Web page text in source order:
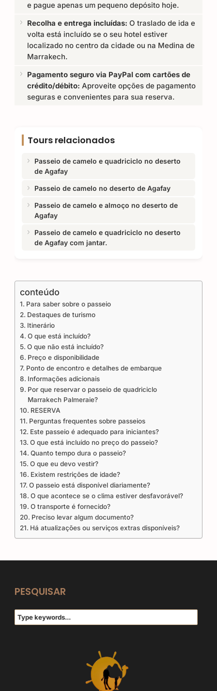
e pague apenas um pequeno depósito hoje.
Recolha e entrega incluídas: O traslado de ida e
volta está incluído se o seu hotel estiver
localizado no centro da cidade ou na Medina de
Marrakech.
Pagamento seguro via PayPal com cartões de
crédito/débito: Aproveite opções de pagamento
seguras e convenientes para sua reserva.
Tours relacionados
Passeio de camelo e quadriciclo no deserto
de Agafay
Passeio de camelo no deserto de Agafay
Passeio de camelo e almoço no deserto de
Agafay
Passeio de camelo e quadriciclo no deserto
de Agafay com jantar.
conteúdo
Para saber sobre o passeio
Destaques de turismo
Itinerário
O que está incluído?
O que não está incluído?
Preço e disponibilidade
Ponto de encontro e detalhes de embarque
Informações adicionais
Por que reservar o passeio de quadriciclo
Marrakech Palmeraie?
RESERVA
Perguntas frequentes sobre passeios
Este passeio é adequado para iniciantes?
O que está incluído no preço do passeio?
Quanto tempo dura o passeio?
O que eu devo vestir?
Existem restrições de idade?
O passeio está disponível diariamente?
O que acontece se o clima estiver desfavorável?
O transporte é fornecido?
Preciso levar algum documento?
Há atualizações ou serviços extras disponíveis?
PESQUISAR